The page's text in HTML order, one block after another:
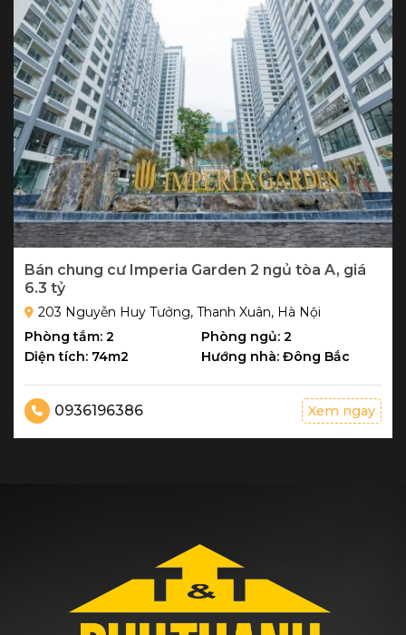
Bán chung cư Imperia Garden 2 ngủ tòa A, giá
6.3 tỷ
203 Nguyễn Huy Tưởng, Thanh Xuân, Hà Nội
Phòng tắm: 2
Phòng ngủ: 2
Diện tích: 74m2
Hướng nhà: Đông Bắc
0936196386 Xem ngay